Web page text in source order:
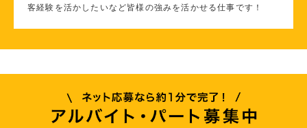
客経験を活かしたいなど皆様の強みを活かせる仕事です！